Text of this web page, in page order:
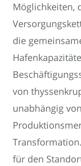
Möglichkeiten,
die
von
unabhängig
für den